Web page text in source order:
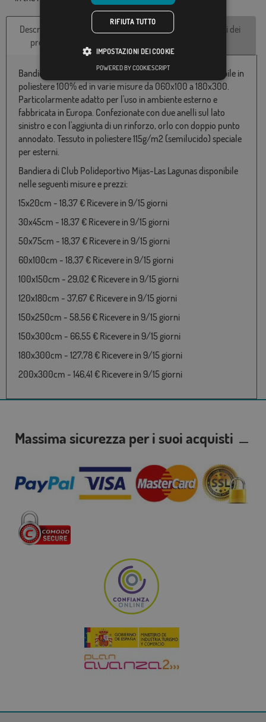
Descrizione del
prodotto
Recensioni dei
Bandiera d'Club Polideportivo Mijas-Las Lagunas disponibile in
poliestere 100% ed in varie misure da 060x100 a 180x300.
Particolarmente adatto per l'uso in ambiente esterno e
fabbricata in Europa. Confezionate con due anelli sul lato
sinistro e con l'aggiunta di un rinforzo, orlo con doppio punto
annodato. Tessuto in poliestere 115g/m2 (semilucido) speciale
per esterni.
Bandiera di Club Polideportivo Mijas-Las Lagunas disponibile
nelle seguenti misure e prezzi:
15x20cm - 18,37 € Ricevere in 9/15 giorni
30x45cm - 18,37 € Ricevere in 9/15 giorni
50x75cm - 18,37 € Ricevere in 9/15 giorni
60x100cm - 18,37 € Ricevere in 9/15 giorni
100x150cm - 29,02 € Ricevere in 9/15 giorni
120x180cm - 37,67 € Ricevere in 9/15 giorni
150x250cm - 58,56 € Ricevere in 9/15 giorni
150x300cm - 66,55 € Ricevere in 9/15 giorni
180x300cm - 127,78 € Ricevere in 9/15 giorni
200x300cm - 146,41 € Ricevere in 9/15 giorni
Massima sicurezza per i suoi acquisti
RIFIUTA TUTTO
IMPOSTAZIONI DEI COOKIE
POWERED BY COOKIESCRIPT